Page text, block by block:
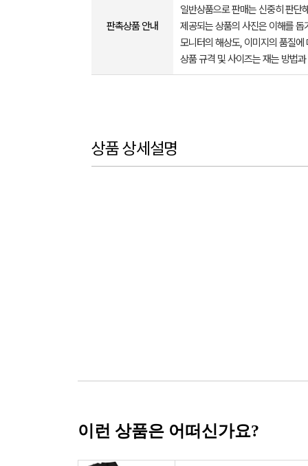
판촉상품 안내
일반상품으로 판매는 신중히 판단
제공되는 상품의 사진은 이해를
모니터의 해상도, 이미지의 품질
상품 규격 및 사이즈는 재는 방법
상품 상세설명
이런 상품은 어떠신가요?